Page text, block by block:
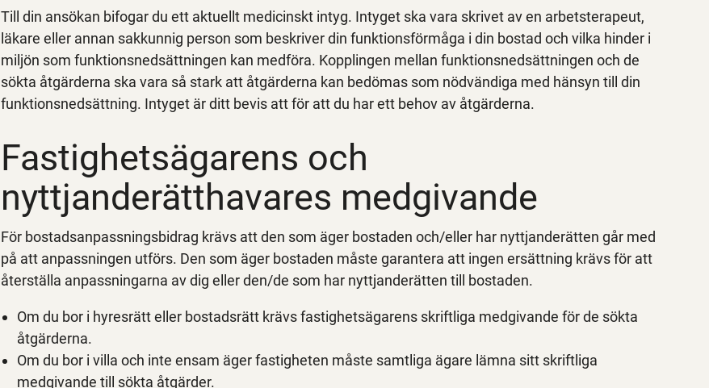
Till din ansökan bifogar du ett aktuellt medicinskt intyg. Intyget ska vara skrivet av en arbetsterapeut,
läkare eller annan sakkunnig person som beskriver din funktionsförmåga i din bostad och vilka hinder i
miljön som funktionsnedsättningen kan medföra. Kopplingen mellan funktionsnedsättningen och de
sökta åtgärderna ska vara så stark att åtgärderna kan bedömas som nödvändiga med hänsyn till din
funktionsnedsättning. Intyget är ditt bevis att för att du har ett behov av åtgärderna.
Fastighetsägarens och
nyttjanderätthavares medgivande
För bostadsanpassningsbidrag krävs att den som äger bostaden och/eller har nyttjanderätten går med
på att anpassningen utförs. Den som äger bostaden måste garantera att ingen ersättning krävs för att
återställa anpassningarna av dig eller den/de som har nyttjanderätten till bostaden.
Om du bor i hyresrätt eller bostadsrätt krävs fastighetsägarens skriftliga medgivande för de sökta
åtgärderna.
Om du bor i villa och inte ensam äger fastigheten måste samtliga ägare lämna sitt skriftliga
medgivande till sökta åtgärder.